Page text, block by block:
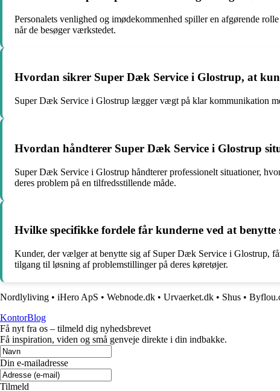
Personalets venlighed og imødekommenhed spiller en afgørende
når de besøger værkstedet.
Hvordan sikrer Super Dæk Service i Glostrup, at
Super Dæk Service i Glostrup lægger vægt på klar kommunikation
Hvordan håndterer Super Dæk Service i Glostrup
Super Dæk Service i Glostrup håndterer professionelt situationer,
deres problem på en tilfredsstillende måde.
Hvilke specifikke fordele får kunderne ved at
Kunder, der vælger at benytte sig af Super Dæk Service i Glostrup,
tilgang til løsning af problemstillinger på deres køretøjer.
Nordlyliving • iHero ApS • Webnode.dk • Urvaerket.dk • Shus •
KontorBlog
Få nyt fra os – tilmeld dig nyhedsbrevet
Få inspiration, viden og små genveje direkte i din indbakke.
Din e-mailadresse
Tilmeld